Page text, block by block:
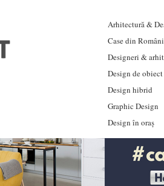
Arhitectură &
Case din
Designeri &
Design de obiect
Design hibrid
Graphic Design
Design în oraș